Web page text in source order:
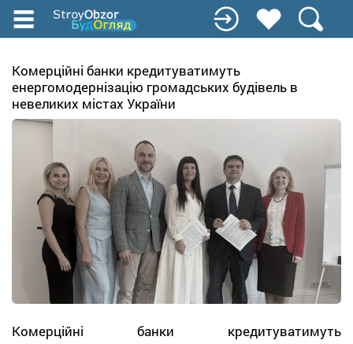
Перейти
содержанию
Комерційні банки кредитуватимуть
енергомодернізацію громадських будівель в
невеликих містах України
Комерційні банки кредитуватимуть